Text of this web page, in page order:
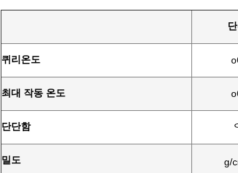
퀴리 온도
최대 작동 온도
단단함
밀도 g/